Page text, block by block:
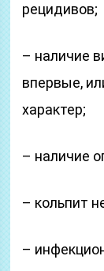
рецидивов;
– наличие
впервые,
характер;
– наличие
– кольпит
–